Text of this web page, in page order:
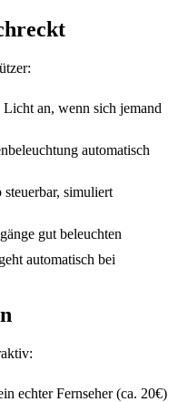
an, wenn sich jemand
automatisch
simuliert
gut beleuchten
automatisch bei
echter Fernseher (ca. 20€)